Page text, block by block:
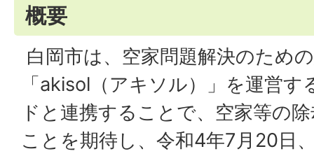
概要
白岡市は、空家問題解決のため
「akisol（アキソル）」を運営
ドと連携することで、空家等の
ことを期待し、令和4年7月20日